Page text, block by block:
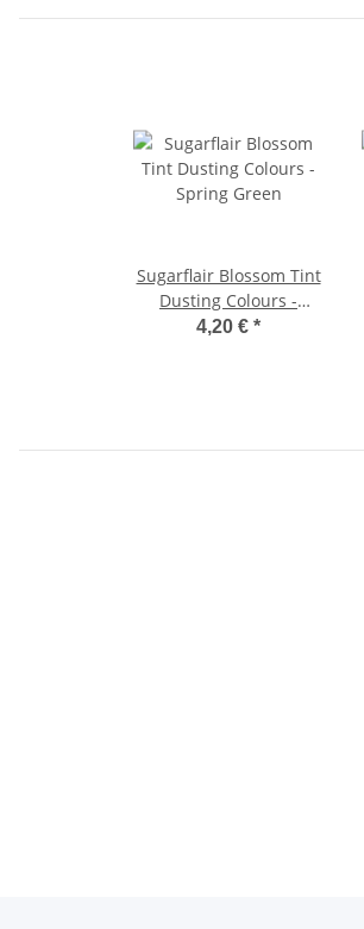
Sugarflair Blossom Tint
Dusting Colours -
Spring Green
4,20 € *